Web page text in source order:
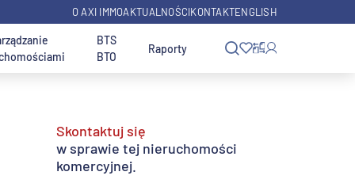
O AXI IMMOAKTUALNOŚCIKONTAKTENGLISH
Usługi dla inwestorów
Przeznaczenie
SBU
Biura Warszawa Wola
Typ nieruchomości
Przeznaczenie - magazyn
BTS
BTO
Raporty
Skontaktuj się
w sprawie tej nieruchomości
komercyjnej.